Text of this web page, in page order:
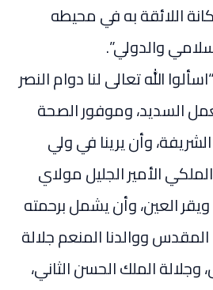
اللائقة به في محيطه
والدولي”.
الله تعالى لنا دوام النصر
السديد، وموفور الصحة
الشريفة، وأن يرينا في ولي
الأمير الجليل مولاي
العين، وأن يشمل برحمته
ووالدنا المنعم جلالة
الملك الحسن الثاني،